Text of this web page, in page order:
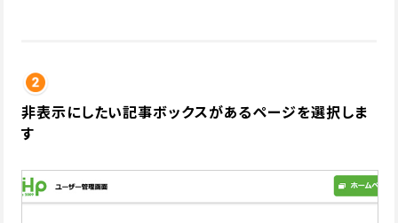
非表示にしたい記事ボックスがあるページを選択しま
す